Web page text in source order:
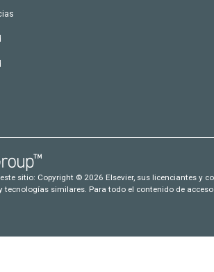
sitio: Copyright © 2026 Elsevier, sus licenciantes y
tecnologías similares. Para todo el contenido de